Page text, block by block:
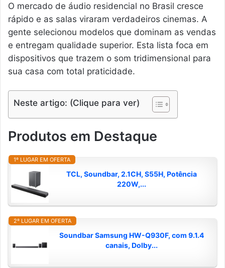
O mercado de áudio residencial no Brasil cresce
rápido e as salas viraram verdadeiros cinemas. A
gente selecionou modelos que dominam as vendas
e entregam qualidade superior. Esta lista foca em
dispositivos que trazem o som tridimensional para
sua casa com total praticidade.
Neste artigo: (Clique para ver)
Produtos em Destaque
1º LUGAR EM OFERTA
TCL, Soundbar, 2.1CH, S55H, Potência
220W,...
2º LUGAR EM OFERTA
Soundbar Samsung HW-Q930F, com 9.1.4
canais, Dolby...